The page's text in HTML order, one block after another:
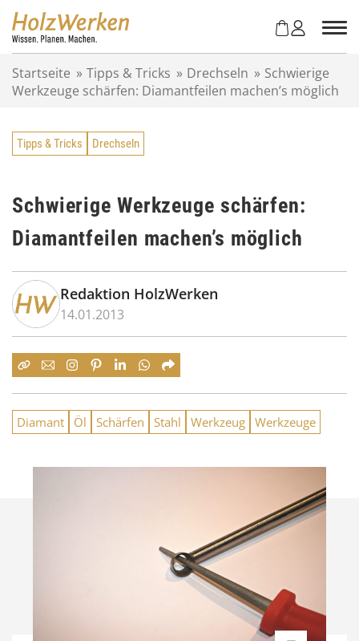
Startseite » Tipps & Tricks » Drechseln » Schwierige
Werkzeuge schärfen: Diamantfeilen machen’s möglich
Tipps & Tricks Drechseln
Schwierige Werkzeuge schärfen:
Diamantfeilen machen’s möglich
Redaktion HolzWerken
14.01.2013
Diamant Öl Schärfen Stahl Werkzeug Werkzeuge